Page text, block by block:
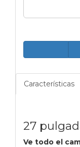
Características
27
Ve todo el